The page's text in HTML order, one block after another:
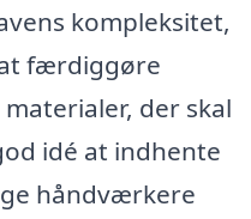
kompleksitet,
færdiggøre
der skal
idé at indhente
håndværkere